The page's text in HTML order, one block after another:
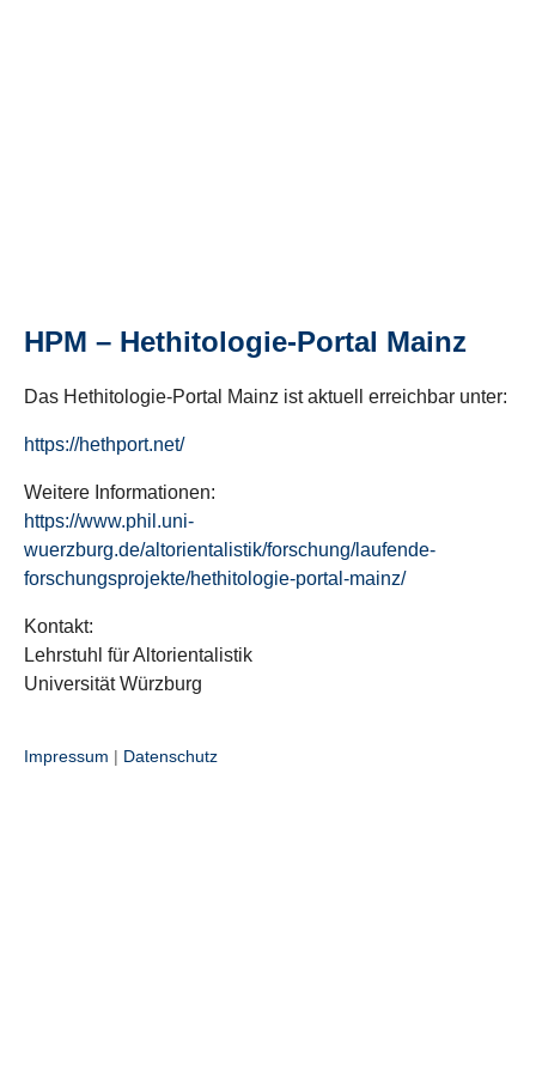
HPM – Hethitologie-Portal Mainz
Das Hethitologie-Portal Mainz ist aktuell erreichbar unter:
https://hethport.net/
Weitere Informationen:
https://www.phil.uni-
wuerzburg.de/altorientalistik/forschung/laufende-
forschungsprojekte/hethitologie-portal-mainz/
Kontakt:
Lehrstuhl für Altorientalistik
Universität Würzburg
Impressum | Datenschutz